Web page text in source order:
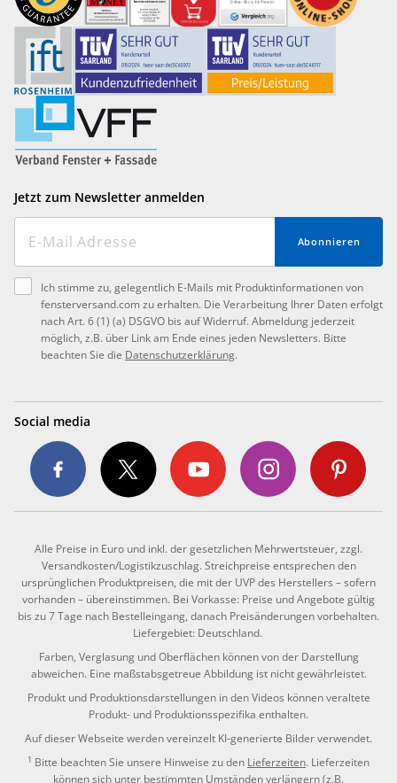
Jetzt zum Newsletter anmelden
Abonnieren
Ich stimme zu, gelegentlich E-Mails mit Produktinformationen von
fensterversand.com zu erhalten. Die Verarbeitung Ihrer Daten erfolgt
nach Art. 6 (1) (a) DSGVO bis auf Widerruf. Abmeldung jederzeit
möglich, z.B. über Link am Ende eines jeden Newsletters. Bitte
beachten Sie die Datenschutzerklärung.
Social media
Alle Preise in Euro und inkl. der gesetzlichen Mehrwertsteuer, zzgl.
Versandkosten/Logistikzuschlag. Streichpreise entsprechen den
ursprünglichen Produktpreisen, die mit der UVP des Herstellers – sofern
vorhanden – übereinstimmen. Bei Vorkasse: Preise und Angebote gültig
bis zu 7 Tage nach Bestelleingang, danach Preisänderungen vorbehalten.
Liefergebiet: Deutschland.
Farben, Verglasung und Oberflächen können von der Darstellung
abweichen. Eine maßstabsgetreue Abbildung ist nicht gewährleistet.
Produkt und Produktionsdarstellungen in den Videos können veraltete
Produkt- und Produktionsspezifika enthalten.
Auf dieser Webseite werden vereinzelt KI-generierte Bilder verwendet.
1 Bitte beachten Sie unsere Hinweise zu den Lieferzeiten. Lieferzeiten
können sich unter bestimmten Umständen verlängern (z.B.